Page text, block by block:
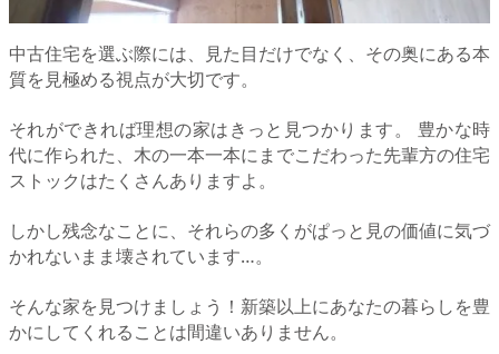
中古住宅を選ぶ際には、見た目だけでなく、その奥にある本
質を見極める視点が大切です。
それができれば理想の家はきっと見つかります。 豊かな時
代に作られた、木の一本一本にまでこだわった先輩方の住宅
ストックはたくさんありますよ。
しかし残念なことに、それらの多くがぱっと見の価値に気づ
かれないまま壊されています…。
そんな家を見つけましょう！新築以上にあなたの暮らしを豊
かにしてくれることは間違いありません。